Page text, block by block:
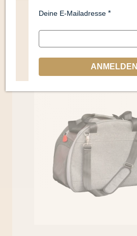
Produktbewertung (0)
Ähnliche Produkte
Deine E-Mailadresse
ANMELDEN